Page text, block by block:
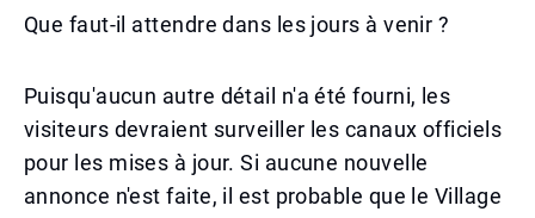
Que faut-il attendre dans les jours à venir ?
Puisqu'aucun autre détail n'a été fourni, les
visiteurs devraient surveiller les canaux officiels
pour les mises à jour. Si aucune nouvelle
annonce n'est faite, il est probable que le Village